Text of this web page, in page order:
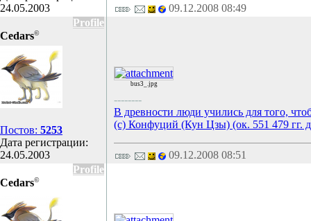
24.05.2003
09.12.2008 08:49
Profile
Cedars©
Постов: 5253
Дата регистрации:
24.05.2003
bus3_.jpg
--------
В древности люди учились для того,
(с) Конфуций (Кун Цзы) (ок. 551 479 гг.
09.12.2008 08:51
Profile
Cedars©